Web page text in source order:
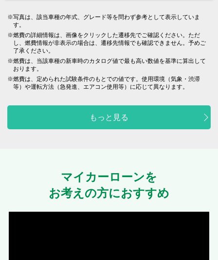
写真は、該当車種の年式、グレード等を問わず参考として表示していま
す。
燃費の詳細情報は、画像をクリックした遷移先でご確認ください。ただ
し、燃費情報が非表示の場合は、遷移先情報でも確認できません。予めご
了承ください。
燃費は、当該車種の新車時のカタログ値で最も高い数値を基準に算出して
おります。
燃費は、定められた試験条件のもとでの値です。使用環境（気象・渋滞
等）や運転方法（急発進、エアコン使用等）に応じて異なります。
もっと見る
マイカーローンを
お考えの方におすすめ